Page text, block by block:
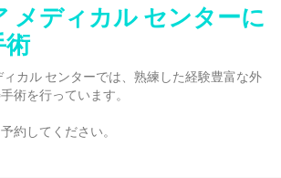
メディカル センターに
術
ィカル センターでは、熟練した経験豊富な外
術を行っています。
約してください。